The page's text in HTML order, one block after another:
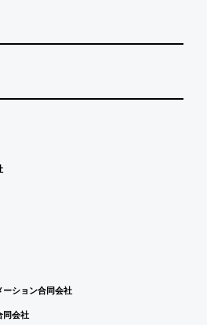
ション合同会社
同会社